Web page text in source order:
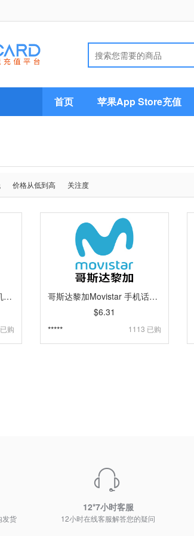
首页 苹果App Store充值
价格从低到高 关注度
哥斯达黎加Kolbi/I.C.E. 手机话费流量充值 [自动发货]
购
哥斯达黎加Movistar 手机话费流量充值 [自动发货]
$6.31
*****
1113 已购
发货
12*7小时客服
12小时在线客服解答您的疑问